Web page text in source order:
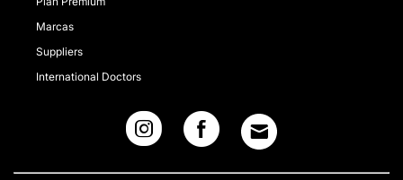
Marcas
Suppliers
International Doctors